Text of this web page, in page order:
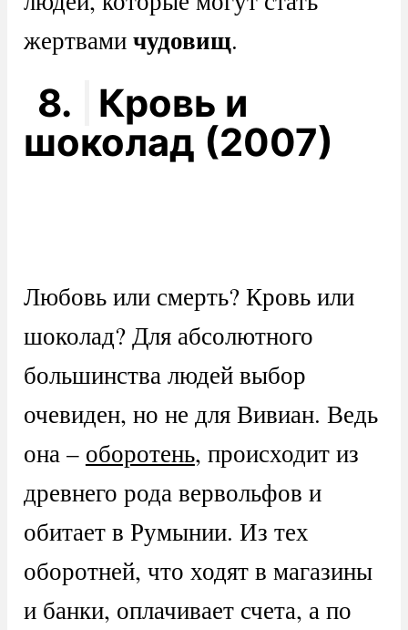
жертвамичудовищ.
8.
Кровь и
шоколад (2007)
Любовь или смерть? Кровь или
шоколад? Для абсолютного
большинства людей выбор
очевиден, но не для Вивиан. Ведь
она – оборотень, происходит из
древнего рода вервольфов и
обитает в Румынии. Из тех
оборотней, что ходят в магазины
и банки, оплачивает счета, а по